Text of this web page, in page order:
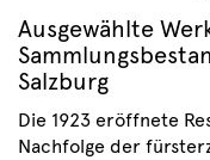
Ausgewählte
Salzburg
Die 1923 eröffnete
Nachfolge der